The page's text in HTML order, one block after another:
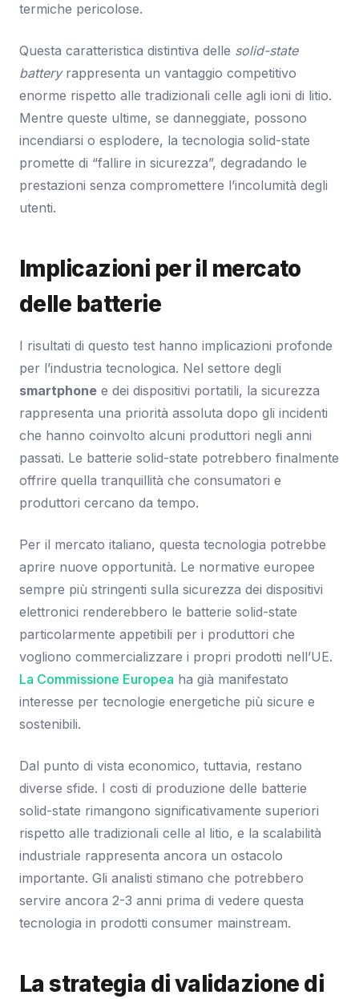
termiche pericolose.
Questa caratteristica distintiva delle solid-state
batteryrappresenta un vantaggio competitivo
enorme rispetto alle tradizionali celle agli ioni di litio.
Mentre queste ultime, se danneggiate, possono
incendiarsi o esplodere, la tecnologia solid-state
promette di “fallire in sicurezza”, degradando le
prestazioni senza compromettere l’incolumità degli
utenti.
Implicazioni per il mercato
delle batterie
I risultati di questo test hanno implicazioni profonde
per l’industria tecnologica. Nel settore degli
smartphone e dei dispositivi portatili, la sicurezza
rappresenta una priorità assoluta dopo gli incidenti
che hanno coinvolto alcuni produttori negli anni
passati. Le batterie solid-state potrebbero finalmente
offrire quella tranquillità che consumatori e
produttori cercano da tempo.
Per il mercato italiano, questa tecnologia potrebbe
aprire nuove opportunità. Le normative europee
sempre più stringenti sulla sicurezza dei dispositivi
elettronici renderebbero le batterie solid-state
particolarmente appetibili per i produttori che
vogliono commercializzare i propri prodotti nell’UE.
La Commissione Europea ha già manifestato
interesse per tecnologie energetiche più sicure e
sostenibili.
Dal punto di vista economico, tuttavia, restano
diverse sfide. I costi di produzione delle batterie
solid-state rimangono significativamente superiori
rispetto alle tradizionali celle al litio, e la scalabilità
industriale rappresenta ancora un ostacolo
importante. Gli analisti stimano che potrebbero
servire ancora 2-3 anni prima di vedere questa
tecnologia in prodotti consumer mainstream.
La strategia di validazione di